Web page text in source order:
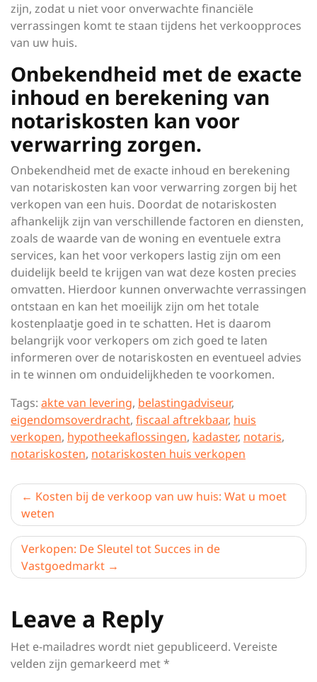
zijn, zodat u niet voor onverwachte financiële
verrassingen komt te staan tijdens het verkoopproces
van uw huis.
Onbekendheid met de exacte
inhoud en berekening van
notariskosten kan voor
verwarring zorgen.
Onbekendheid met de exacte inhoud en berekening
van notariskosten kan voor verwarring zorgen bij het
verkopen van een huis. Doordat de notariskosten
afhankelijk zijn van verschillende factoren en diensten,
zoals de waarde van de woning en eventuele extra
services, kan het voor verkopers lastig zijn om een
duidelijk beeld te krijgen van wat deze kosten precies
omvatten. Hierdoor kunnen onverwachte verrassingen
ontstaan en kan het moeilijk zijn om het totale
kostenplaatje goed in te schatten. Het is daarom
belangrijk voor verkopers om zich goed te laten
informeren over de notariskosten en eventueel advies
in te winnen om onduidelijkheden te voorkomen.
Tags: akte van levering, belastingadviseur,
eigendomsoverdracht, fiscaal aftrekbaar, huis
verkopen, hypotheekaflossingen, kadaster, notaris,
notariskosten, notariskosten huis verkopen
Berichtnavigatie
Kosten bij de verkoop van uw huis: Wat u moet
weten
Verkopen: De Sleutel tot Succes in de
Vastgoedmarkt
Leave a Reply
Het e-mailadres wordt niet gepubliceerd. Vereiste
velden zijn gemarkeerd met*